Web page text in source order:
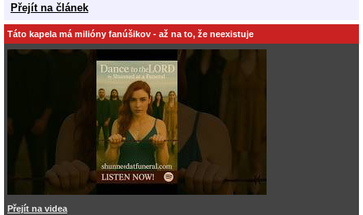
Přejít na článek
Táto kapela má milióny fanúšikov - až na to, že neexistuje
Přejít na videa